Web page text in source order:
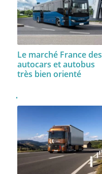
Le marché France des
autocars et autobus
très bien orienté